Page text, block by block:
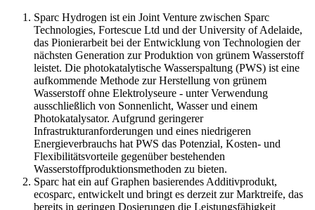
Sparc Hydrogen ist ein Joint Venture zwischen Sparc
Technologies, Fortescue Ltd und der University of Adelaide,
das Pionierarbeit bei der Entwicklung von Technologien der
nächsten Generation zur Produktion von grünem Wasserstoff
leistet. Die photokatalytische Wasserspaltung (PWS) ist eine
aufkommende Methode zur Herstellung von grünem
Wasserstoff ohne Elektrolyseure - unter Verwendung
ausschließlich von Sonnenlicht, Wasser und einem
Photokatalysator. Aufgrund geringerer
Infrastrukturanforderungen und eines niedrigeren
Energieverbrauchs hat PWS das Potenzial, Kosten- und
Flexibilitätsvorteile gegenüber bestehenden
Wasserstoffproduktionsmethoden zu bieten.
Sparc hat ein auf Graphen basierendes Additivprodukt,
ecosparc, entwickelt und bringt es derzeit zur Marktreife, das
bereits in geringen Dosierungen die Leistungsfähigkeit